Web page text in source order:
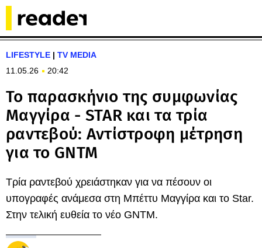
LIFESTYLE | TV MEDIA
11.05.26
20:42
Το παρασκήνιο της συμφωνίας
Μαγγίρα - STAR και τα τρία
ραντεβού: Αντίστροφη μέτρηση
για το GNTM
Τρία ραντεβού χρειάστηκαν για να πέσουν οι
υπογραφές ανάμεσα στη Μπέττυ Μαγγίρα και το Star.
Στην τελική ευθεία το νέο GNTM.